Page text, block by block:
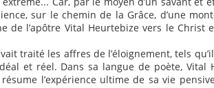
sur le chemin de la Grâce, d’une
de l’apôtre Vital Heurtebize vers le Christ
traité les affres de l’éloignement, tels
et réel. Dans sa langue de poète, Vital
l’expérience ultime de sa vie